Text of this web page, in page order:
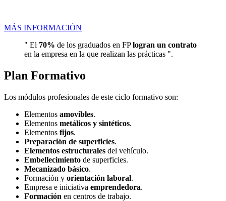
MÁS INFORMACIÓN
" El 70% de los graduados en FPlogran un contrato
en la empresa en la que realizan las prácticas ".
Plan Formativo
Los módulos profesionales de este ciclo formativo son:
Elementos amovibles.
Elementos metálicos y sintéticos.
Elementos fijos.
Preparación de superficies.
Elementos estructurales del vehículo.
Embellecimiento de superficies.
Mecanizado básico.
Formación y orientación laboral.
Empresa e iniciativa emprendedora.
Formación en centros de trabajo.